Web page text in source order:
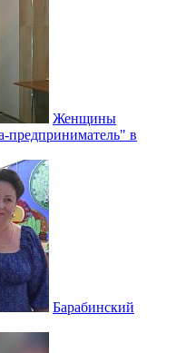
Женщины
предприниматель" в
Барабинский